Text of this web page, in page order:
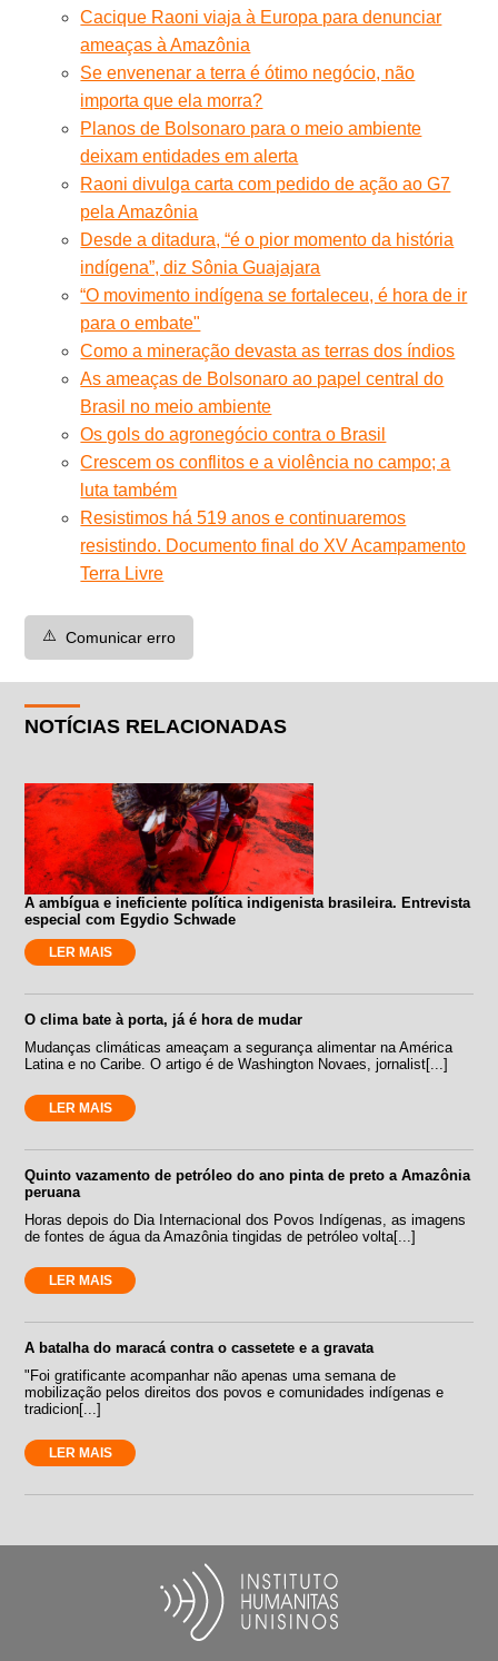
Cacique Raoni viaja à Europa para denunciar
ameaças à Amazônia
Se envenenar a terra é ótimo negócio, não
importa que ela morra?
Planos de Bolsonaro para o meio ambiente
deixam entidades em alerta
Raoni divulga carta com pedido de ação ao G7
pela Amazônia
Desde a ditadura, “é o pior momento da história
indígena”, diz Sônia Guajajara
“O movimento indígena se fortaleceu, é hora de ir
para o embate"
Como a mineração devasta as terras dos índios
As ameaças de Bolsonaro ao papel central do
Brasil no meio ambiente
Os gols do agronegócio contra o Brasil
Crescem os conflitos e a violência no campo; a
luta também
Resistimos há 519 anos e continuaremos
resistindo. Documento final do XV Acampamento
Terra Livre
⚠️ Comunicar erro
NOTÍCIAS RELACIONADAS
A ambígua e ineficiente política indigenista brasileira. Entrevista
especial com Egydio Schwade
LER MAIS
O clima bate à porta, já é hora de mudar
Mudanças climáticas ameaçam a segurança alimentar na América
Latina e no Caribe. O artigo é de Washington Novaes, jornalist[...]
LER MAIS
Quinto vazamento de petróleo do ano pinta de preto a Amazônia
peruana
Horas depois do Dia Internacional dos Povos Indígenas, as imagens
de fontes de água da Amazônia tingidas de petróleo volta[...]
LER MAIS
A batalha do maracá contra o cassetete e a gravata
"Foi gratificante acompanhar não apenas uma semana de
mobilização pelos direitos dos povos e comunidades indígenas e
tradicion[...]
LER MAIS